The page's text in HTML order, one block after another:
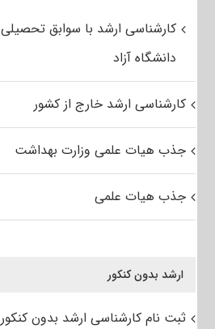
کارشناسی ارشد با سوابق تحصیلی
دانشگاه آزاد
کارشناسی ارشد خارج از کشور
جذب هیات علمی وزارت بهداشت
جذب هیات علمی
ارشد بدون کنکور
ثبت نام کارشناسی ارشد بدون کنکور